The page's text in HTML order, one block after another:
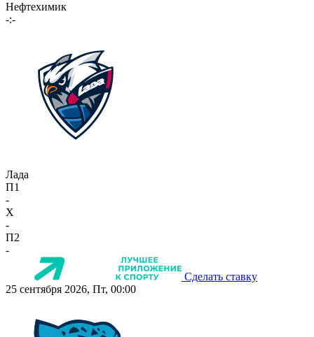
Нефтехимик
-:-
Лада
П1
-
X
-
П2
-
Сделать ставку
25 сентября 2026, Пт, 00:00